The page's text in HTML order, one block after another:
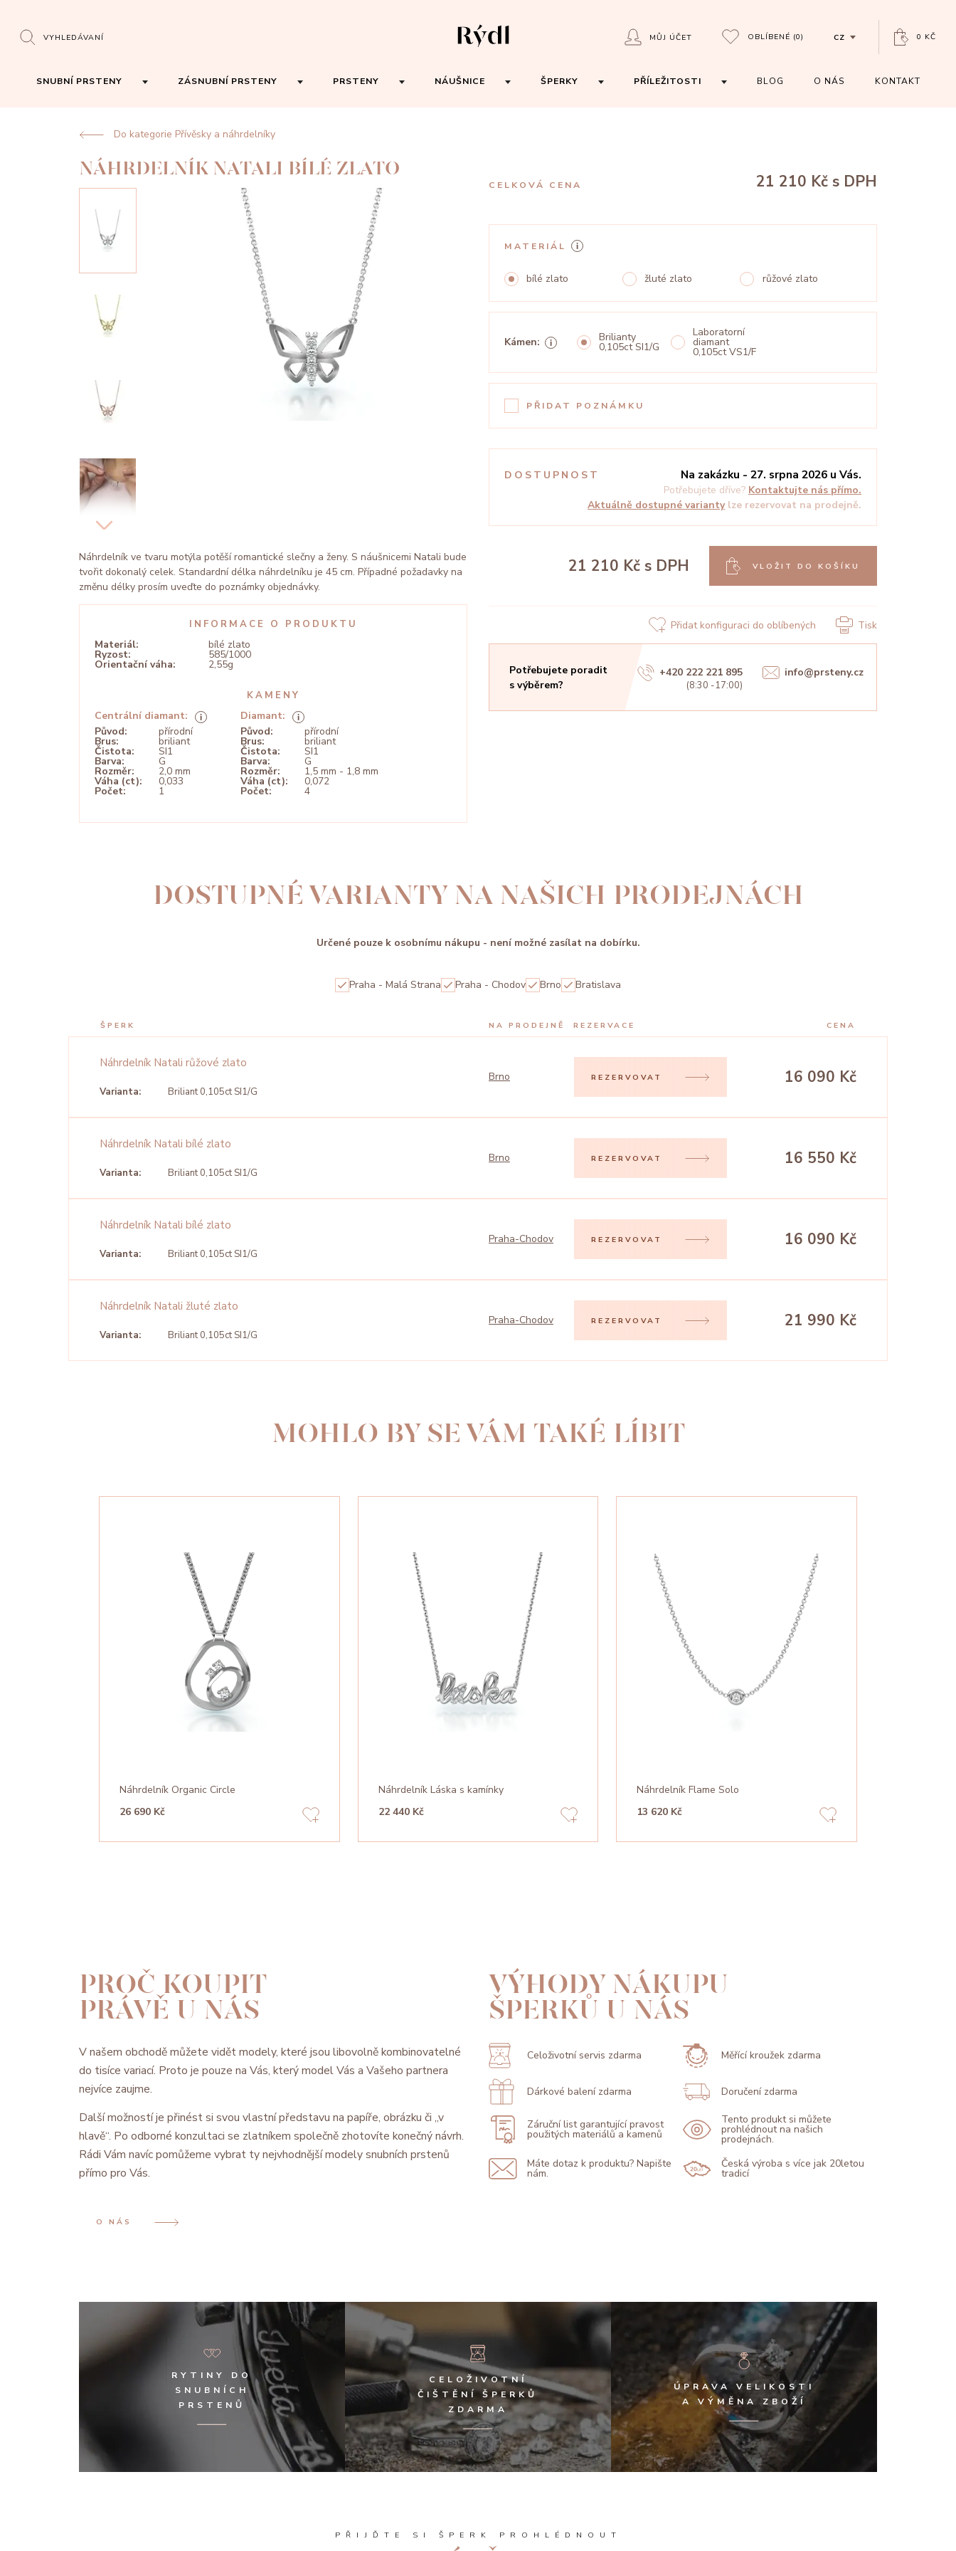
VYHLEDÁVANÍ MŮJ ÚČET OBLÍBENÉ (0) CZ 0 KČ
SNUBNÍ PRSTENY ZÁSNUBNÍ PRSTENY PRSTENY NÁUŠNICE ŠPERKY PŘÍLEŽITOSTI BLOG O NÁS KONTAKT
Do kategorie Přívěsky a náhrdelníky
NÁHRDELNÍK NATALI BÍLÉ ZLATO
Náhrdelník ve tvaru motýla potěší romantické slečny a ženy. S náušnicemi Natali bude
tvořit dokonalý celek. Standardní délka náhrdelníku je 45 cm. Případné požadavky na
změnu délky prosím uveďte do poznámky objednávky.
INFORMACE O PRODUKTU
Materiál: bílé zlato
Ryzost: 585/1000
Orientační váha: 2,55g
KAMENY
Centrální diamant:
Původ:
přírodní
Brus: briliant
Čistota: SI1
Barva: G
Rozměr: 2,0 mm
Váha (ct): 0,033
Počet: 1
Diamant:
Původ:
přírodní
Brus: briliant
Čistota: SI1
Barva: G
Rozměr: 1,5 mm - 1,8 mm
Váha (ct): 0,072
Počet: 4
CELKOVÁ CENA 21 210 Kč s DPH
MATERIÁL
bílé zlato žluté zlato růžové zlato
Kámen: Brilianty
0,105ct SI1/G
Laboratorní
diamant
0,105ct VS1/F
PŘIDAT POZNÁMKU
DOSTUPNOST Na zakázku - 27. srpna 2026 u Vás.
Potřebujete dříve? Kontaktujte nás přímo.
Aktuálně dostupné varianty lze rezervovat na prodejně.
21 210 Kč s DPH VLOŽIT DO KOŠÍKU
Přidat konfiguraci do oblíbených Tisk
Potřebujete poradit
s výběrem?
+420 222 221 895
(8:30 -17:00)
info@prsteny.cz
DOSTUPNÉ VARIANTY NA NAŠICH PRODEJNÁCH
Určené pouze k osobnímu nákupu - není možné zasílat na dobírku.
Praha - Malá Strana Praha - Chodov Brno Bratislava
ŠPERK NA PRODEJNĚ REZERVACE CENA
Náhrdelník Natali růžové zlato
Varianta: Briliant 0,105ct SI1/G
Brno REZERVOVAT 16 090 Kč
Náhrdelník Natali bílé zlato
Varianta: Briliant 0,105ct SI1/G
Brno REZERVOVAT 16 550 Kč
Náhrdelník Natali bílé zlato
Varianta: Briliant 0,105ct SI1/G
Praha-Chodov REZERVOVAT 16 090 Kč
Náhrdelník Natali žluté zlato
Varianta: Briliant 0,105ct SI1/G
Praha-Chodov REZERVOVAT 21 990 Kč
MOHLO BY SE VÁM TAKÉ LÍBIT
Náhrdelník Organic Circle
26 690 Kč
Náhrdelník Láska s kamínky
22 440 Kč
Náhrdelník Flame Solo
13 620 Kč
PROČ KOUPIT
PRÁVĚ U NÁS
V našem obchodě můžete vidět modely, které jsou libovolně kombinovatelné
do tisíce variací. Proto je pouze na Vás, který model Vás a Vašeho partnera
nejvíce zaujme.
Další možností je přinést si svou vlastní představu na papíře, obrázku či „v
hlavě“. Po odborné konzultaci se zlatníkem společně zhotovíte konečný návrh.
Rádi Vám navíc pomůžeme vybrat ty nejvhodnější modely snubních prstenů
přímo pro Vás.
O NÁS
VÝHODY NÁKUPU
ŠPERKŮ U NÁS
Celoživotní servis zdarma Měřící kroužek zdarma
Dárkové balení zdarma Doručení zdarma
Záruční list garantující pravost
použitých materiálů a kamenů
Tento produkt si můžete
prohlédnout na našich
prodejnách.
Máte dotaz k produktu? Napište
nám.
Česká výroba s více jak 20letou
tradicí
RYTINY DO
SNUBNÍCH
PRSTENŮ
CELOŽIVOTNÍ
ČIŠTĚNÍ ŠPERKŮ
ZDARMA
ÚPRAVA VELIKOSTI
A VÝMĚNA ZBOŽÍ
PŘIJĎTE SI ŠPERK PROHLÉDNOUT